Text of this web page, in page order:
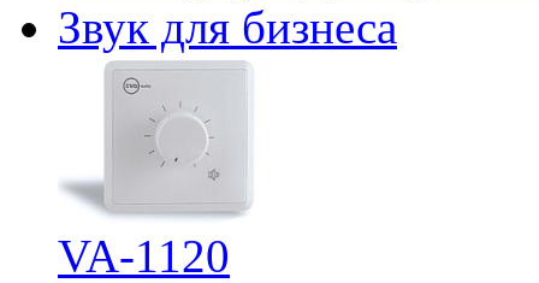
Звук для бизнеса
VA-1120